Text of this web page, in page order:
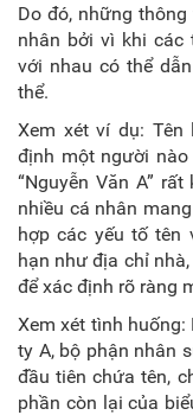
Do đó, những
nhân bởi vì khi các
với nhau có thể
thể.
Xem xét ví dụ:
định một người
“Nguyễn Văn A”
nhiều cá nhân
hợp các yếu tố tên
hạn như địa chỉ
để xác định rõ ràng
Xem xét tình
ty A, bộ phận nhân
đầu tiên chứa tên,
phần còn lại của